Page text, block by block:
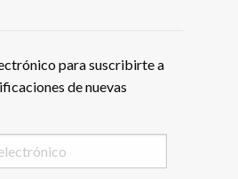
para suscribirte a
de nuevas